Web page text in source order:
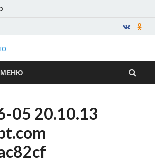
ForPost —
Авто
МЕНЮ
05 20.10.13